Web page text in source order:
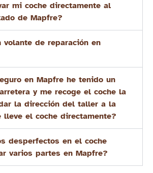
mi coche directamente al
de Mapfre?
volante de reparación en
en Mapfre he tenido un
y me recoge el coche la
la dirección del taller a la
lleve el coche directamente?
desperfectos en el coche
varios partes en Mapfre?